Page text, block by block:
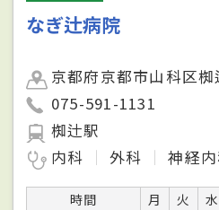
なぎ辻病院
京都府京都市山科区
075-591-1131
椥辻駅
内科
外科 神経
時間 月 火 水